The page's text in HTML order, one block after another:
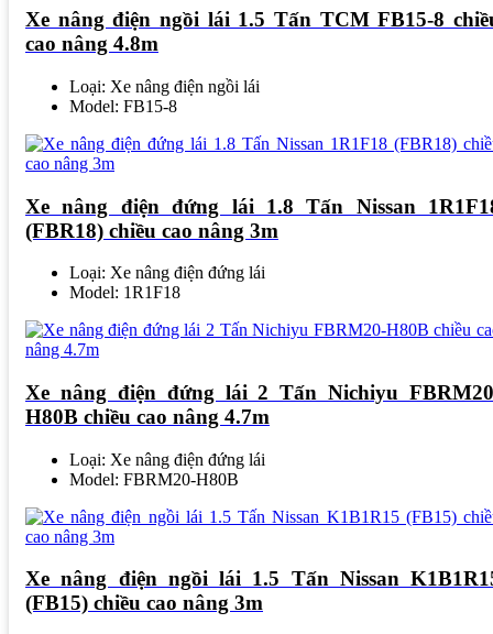
Xe nâng điện ngồi lái 1.5 Tấn TCM FB15-8
cao nâng 4.8m
Loại: Xe nâng điện ngồi lái
Model: FB15-8
Xe nâng điện đứng lái 1.8 Tấn Nissan
(FBR18) chiều cao nâng 3m
Loại: Xe nâng điện đứng lái
Model: 1R1F18
Xe nâng điện đứng lái 2 Tấn Nichiyu
H80B chiều cao nâng 4.7m
Loại: Xe nâng điện đứng lái
Model: FBRM20-H80B
Xe nâng điện ngồi lái 1.5 Tấn Nissan
(FB15) chiều cao nâng 3m